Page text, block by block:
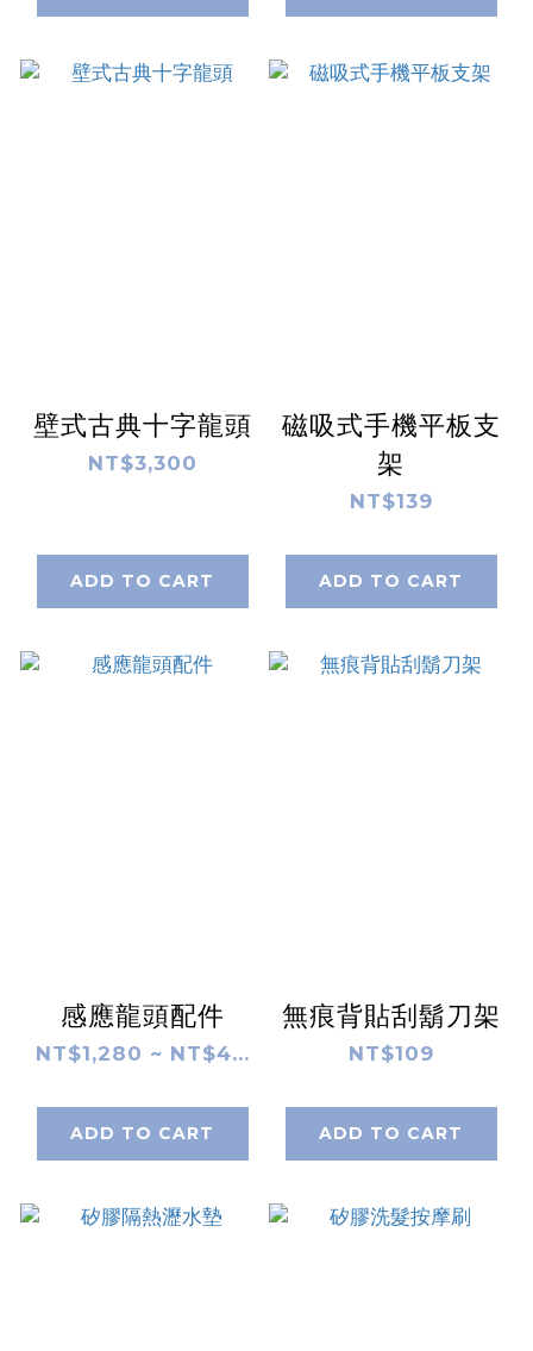
壁式古典十字龍頭
NT$3,300
ADD TO CART
磁吸式手機平板支
架
NT$139
ADD TO CART
感應龍頭配件
NT$1,280 ~ NT$4...
ADD TO CART
無痕背貼刮鬍刀架
NT$109
ADD TO CART